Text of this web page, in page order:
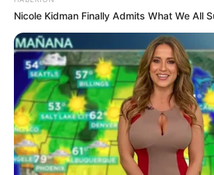
Bikin Ngakak, 10 Potret
Cosplay Murah Pakai Bahan
Seadanya
Nicole Kidman Finally Admits What We All